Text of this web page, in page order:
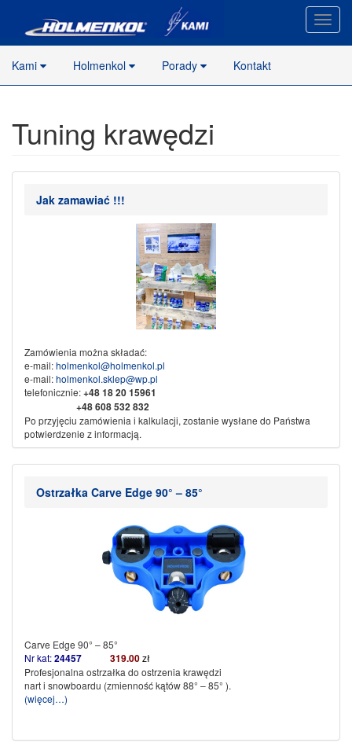
strony
Kami
Holmenkol Porady Kontakt
Tuning krawędzi
Jak zamawiać !!!
Zamówienia można składać:
e-mail:holmenkol@holmenkol.pl
e-mail:holmenkol.sklep@wp.pl
telefonicznie:+4818 20 15961
+48 608 532 832
Po przyjęciu zamówienia i kalkulacji, zostanie wysłane do Państwa
potwierdzenie z informacją.
Nikliński Jacek Export ImportKAMI w spadku
Ze sportowym pozdrowieniemKAMI SPORT
Ostrzałka Carve Edge 90° – 85°
Carve Edge 90° – 85°
Nr kat:24457 319.00zł
Profesjonalna ostrzałka do ostrzenia krawędzi
nart i snowboardu (zmienność kątów 88° – 85° ).
(więcej…)